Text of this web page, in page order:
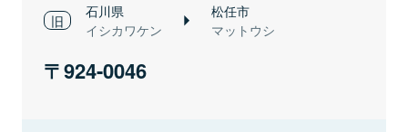
石川県
イシカワケン
松任市
マットウシ
924-0046